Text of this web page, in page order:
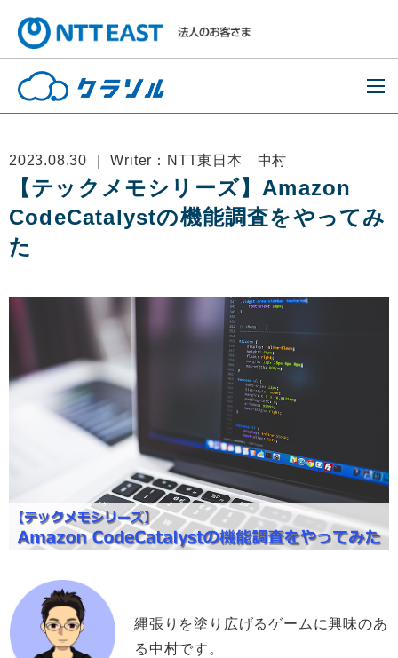
2023.08.30 ｜ Writer：NTT東日本 中村
【テックメモシリーズ】Amazon
CodeCatalystの機能調査をやってみ
た
縄張りを塗り広げるゲームに興味のあ
る中村です。